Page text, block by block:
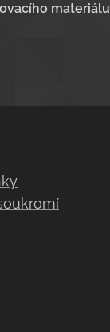
materiálu